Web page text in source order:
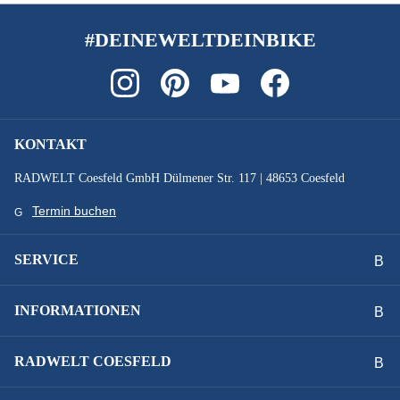
Getriebeschaltung
SCHALTWERK :
Formula ECL-52
SCHEINWERFER :
#DEINEWELTDEINBIKE
KONTAKT
RADWELT Coesfeld GmbH Dülmener Str. 117 | 48653 Coesfeld
Termin buchen
SERVICE
INFORMATIONEN
RADWELT COESFELD